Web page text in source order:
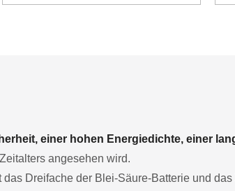
einer hohen Energiedichte, einer
angesehen wird.
Dreifache der Blei-Säure-Batterie und